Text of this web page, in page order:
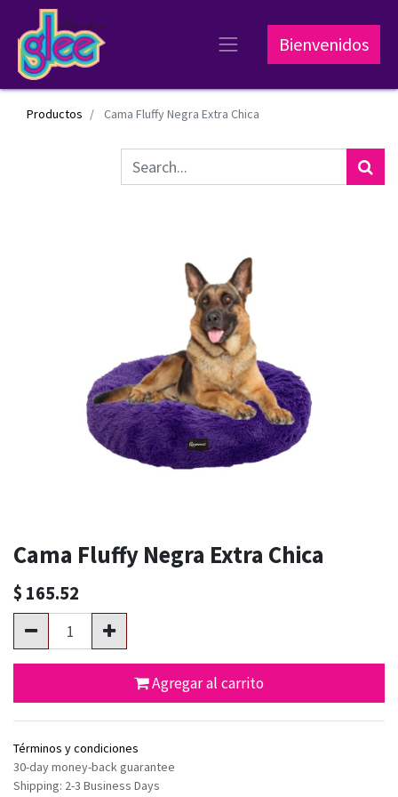
Bienvenidos
Productos Cama Fluffy Negra Extra Chica
Cama Fluffy Negra Extra Chica
$ 165.52
Agregar al carrito
Términos y condiciones
30-day money-back guarantee
Shipping: 2-3 Business Days